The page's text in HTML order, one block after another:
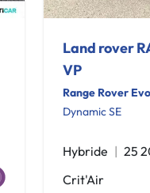
Land rover
VP
Range Rover
Dynamic SE
Hybride 25
Crit'Air